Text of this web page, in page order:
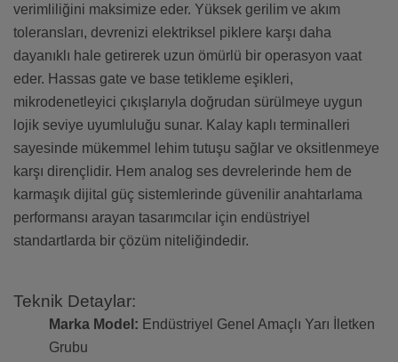
verimliliğini maksimize eder. Yüksek gerilim ve akım
toleransları, devrenizi elektriksel piklere karşı daha
dayanıklı hale getirerek uzun ömürlü bir operasyon vaat
eder. Hassas gate ve base tetikleme eşikleri,
mikrodenetleyici çıkışlarıyla doğrudan sürülmeye uygun
lojik seviye uyumluluğu sunar. Kalay kaplı terminalleri
sayesinde mükemmel lehim tutuşu sağlar ve oksitlenmeye
karşı dirençlidir. Hem analog ses devrelerinde hem de
karmaşık dijital güç sistemlerinde güvenilir anahtarlama
performansı arayan tasarımcılar için endüstriyel
standartlarda bir çözüm niteliğindedir.
Teknik Detaylar:
Marka Model: Endüstriyel Genel Amaçlı Yarı İletken
Grubu